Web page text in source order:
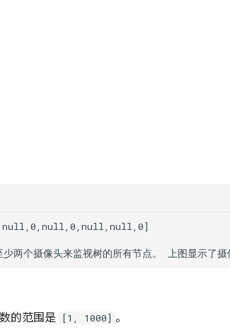
的范围是 [1, 1000] 。